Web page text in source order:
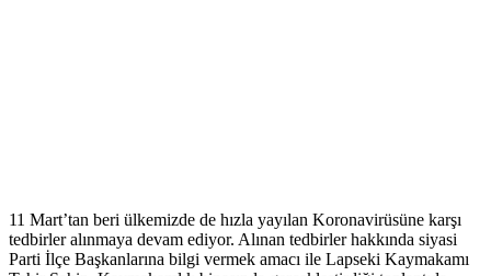
11 Mart’tan beri ülkemizde de hızla yayılan Koronavirüsüne karşı
tedbirler alınmaya devam ediyor. Alınan tedbirler hakkında siyasi
Parti İlçe Başkanlarına bilgi vermek amacı ile Lapseki Kaymakamı